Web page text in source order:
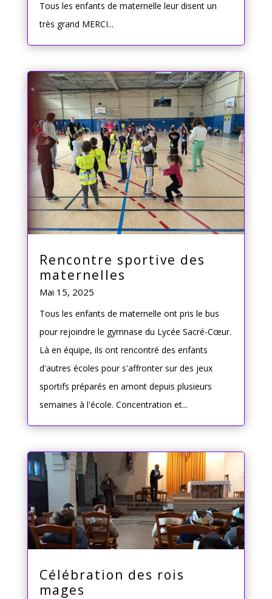
Tous les enfants de maternelle leur disent un
très grand MERCI...
Rencontre sportive des
maternelles
Mai 15, 2025
Tous les enfants de maternelle ont pris le bus
pour rejoindre le gymnase du Lycée Sacré-Cœur.
Là en équipe, ils ont rencontré des enfants
d'autres écoles pour s'affronter sur des jeux
sportifs préparés en amont depuis plusieurs
semaines à l'école. Concentration et...
Célébration des rois
mages